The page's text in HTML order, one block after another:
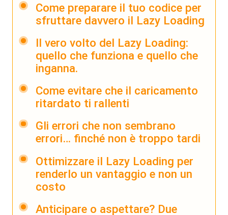
Come preparare il tuo codice per
sfruttare davvero il Lazy Loading
Il vero volto del Lazy Loading:
quello che funziona e quello che
inganna.
Come evitare che il caricamento
ritardato ti rallenti
Gli errori che non sembrano
errori… finché non è troppo tardi
Ottimizzare il Lazy Loading per
renderlo un vantaggio e non un
costo
Anticipare o aspettare? Due